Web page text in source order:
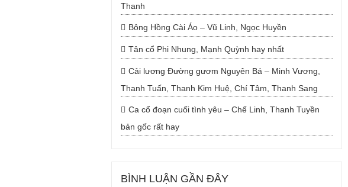
Thanh
Bông Hồng Cài Áo – Vũ Linh, Ngọc Huyền
Tân cổ Phi Nhung, Mạnh Quỳnh hay nhất
Cải lương Đường gươm Nguyên Bá – Minh Vương,
Thanh Tuấn, Thanh Kim Huệ, Chí Tâm, Thanh Sang
Ca cổ đoạn cuối tình yêu – Chế Linh, Thanh Tuyền
bản gốc rất hay
BÌNH LUẬN GẦN ĐÂY